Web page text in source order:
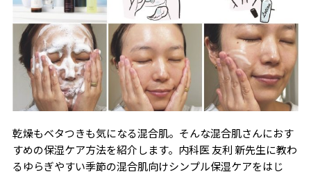
乾燥もベタつきも気になる混合肌。そんな混合肌さんにおす
すめの保湿ケア方法を紹介します。内科医 友利 新先生に教わ
るゆらぎやすい季節の混合肌向けシンプル保湿ケアをはじ